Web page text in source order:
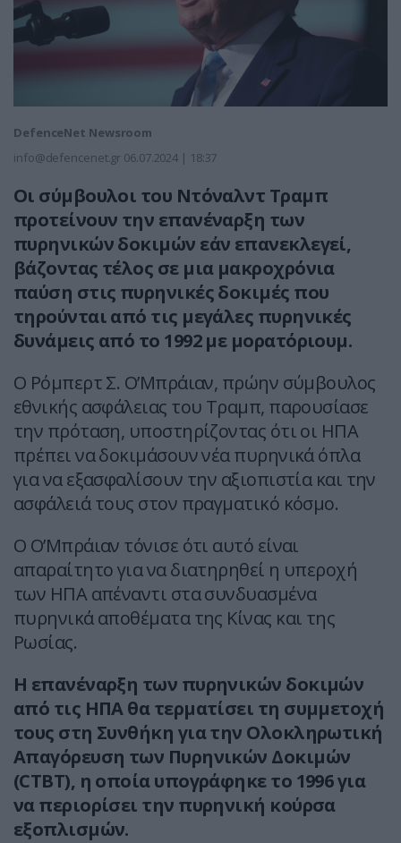
DefenceNet Newsroom
info@defencenet.gr 06.07.2024 | 18:37
Οι σύμβουλοι του Ντόναλντ Τραμπ
προτείνουν την επανέναρξη των
πυρηνικών δοκιμών εάν επανεκλεγεί,
βάζοντας τέλος σε μια μακροχρόνια
παύση στις πυρηνικές δοκιμές που
τηρούνται από τις μεγάλες πυρηνικές
δυνάμεις από το 1992 με μορατόριουμ.
Ο Ρόμπερτ Σ. Ο’Μπράιαν, πρώην σύμβουλος
εθνικής ασφάλειας του Τραμπ, παρουσίασε
την πρόταση, υποστηρίζοντας ότι οι ΗΠΑ
πρέπει να δοκιμάσουν νέα πυρηνικά όπλα
για να εξασφαλίσουν την αξιοπιστία και την
ασφάλειά τους στον πραγματικό κόσμο.
Ο Ο’Μπράιαν τόνισε ότι αυτό είναι
απαραίτητο για να διατηρηθεί η υπεροχή
των ΗΠΑ απέναντι στα συνδυασμένα
πυρηνικά αποθέματα της Κίνας και της
Ρωσίας.
Η επανέναρξη των πυρηνικών δοκιμών
από τις ΗΠΑ θα τερματίσει τη συμμετοχή
τους στη Συνθήκη για την Ολοκληρωτική
Απαγόρευση των Πυρηνικών Δοκιμών
(CTBT), η οποία υπογράφηκε το 1996 για
να περιορίσει την πυρηνική κούρσα
εξοπλισμών.